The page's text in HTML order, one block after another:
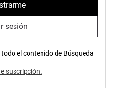
sesión
el contenido de Búsqueda
suscripción.